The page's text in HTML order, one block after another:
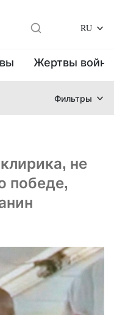
RU
Жертвы
Фильтры
не
победе,